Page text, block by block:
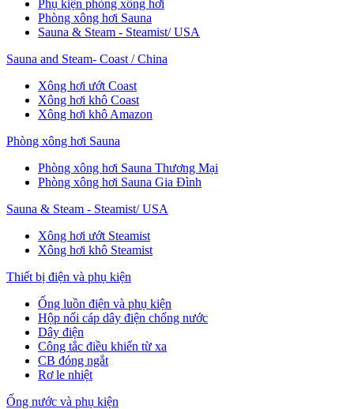
Phụ kiện phòng xông hơi
Phòng xông hơi Sauna
Sauna & Steam - Steamist/ USA
Sauna and Steam- Coast / China
Xông hơi ướt Coast
Xông hơi khô Coast
Xông hơi khô Amazon
Phòng xông hơi Sauna
Phòng xông hơi Sauna Thương Mại
Phòng xông hơi Sauna Gia Đình
Sauna & Steam - Steamist/ USA
Xông hơi ướt Steamist
Xông hơi khô Steamist
Thiết bị điện và phụ kiện
Ống luồn điện và phụ kiện
Hộp nối cáp dây điện chống nước
Dây điện
Công tắc điều khiển từ xa
CB đóng ngắt
Rơ le nhiệt
Ống nước và phụ kiện